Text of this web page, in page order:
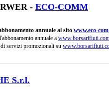
- ECO-COMM
annuale al sito www.eco-
annuale a
servizi promozionali su
S.r.l.